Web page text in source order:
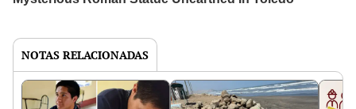
NOTAS RELACIONADAS